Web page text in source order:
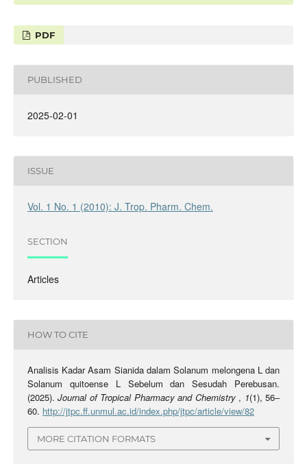
PDF
PUBLISHED
2025-02-01
ISSUE
Vol. 1 No. 1 (2010): J. Trop. Pharm. Chem.
SECTION
Articles
HOW TO CITE
Analisis Kadar Asam Sianida dalam Solanum melongena L dan
Solanum quitoense L Sebelum dan Sesudah Perebusan.
(2025).Journal of Tropical Pharmacy and Chemistry , 1(1), 56–
60. http://jtpc.ff.unmul.ac.id/index.php/jtpc/article/view/82
MORE CITATION FORMATS